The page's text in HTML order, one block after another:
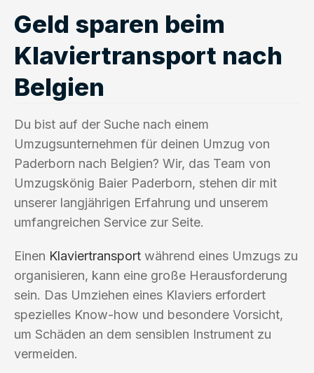
Geld sparen beim
Klaviertransport nach
Belgien
Du bist auf der Suche nach einem
Umzugsunternehmen für deinen Umzug von
Paderborn nach Belgien? Wir, das Team von
Umzugskönig Baier Paderborn, stehen dir mit
unserer langjährigen Erfahrung und unserem
umfangreichen Service zur Seite.
Einen Klaviertransport während eines Umzugs zu
organisieren, kann eine große Herausforderung
sein. Das Umziehen eines Klaviers erfordert
spezielles Know-how und besondere Vorsicht,
um Schäden an dem sensiblen Instrument zu
vermeiden.